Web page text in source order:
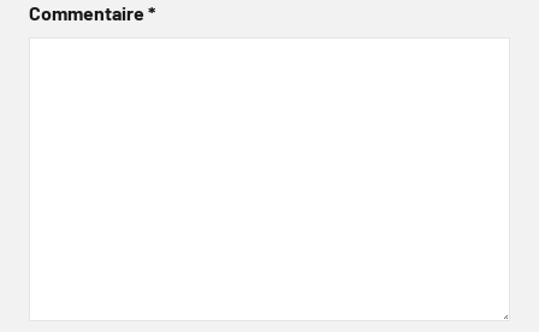
Commentaire*